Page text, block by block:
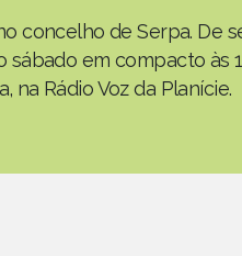
concelho de Serpa. De
sábado em compacto às
na Rádio Voz da Planície.